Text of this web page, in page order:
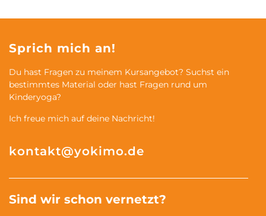
Sprich mich an!
Du hast Fragen zu meinem Kursangebot? Suchst ein
bestimmtes Material oder hast Fragen rund um
Kinderyoga?
Ich freue mich auf deine Nachricht!
kontakt@yokimo.de
Sind wir schon vernetzt?